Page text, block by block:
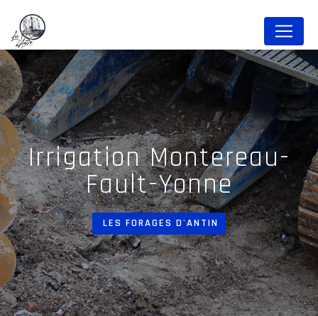
irrigation Montereau-
Fault-Yonne
LES FORAGES D'ANTIN